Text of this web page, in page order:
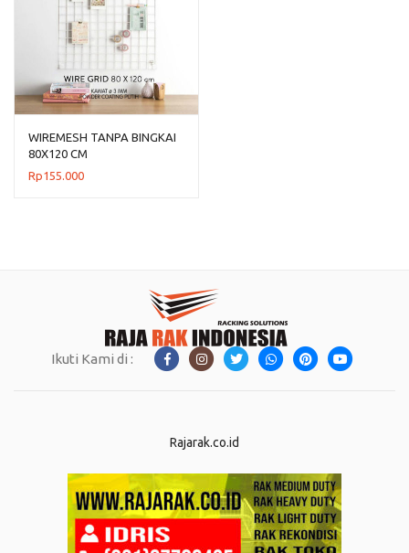
WIREMESH TANPA BINGKAI
80X120 CM
Rp155.000
Ikuti Kami di :
Rajarak.co.id